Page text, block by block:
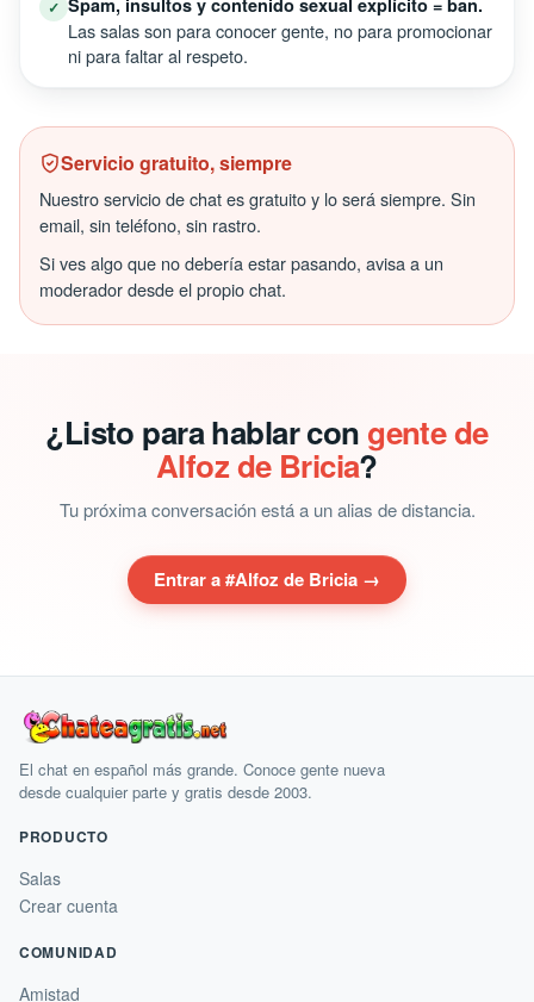
✓ Spam, insultos y contenido sexual explícito = ban.
Las salas son para conocer gente, no para promocionar
ni para faltar al respeto.
Servicio gratuito, siempre
Nuestro servicio de chat es gratuito y lo será siempre. Sin
email, sin teléfono, sin rastro.
Si ves algo que no debería estar pasando, avisa a un
moderador desde el propio chat.
¿Listo para hablar con gente de
Alfoz de Bricia?
Tu próxima conversación está a un alias de distancia.
Entrar a #Alfoz de Bricia →
El chat en español más grande. Conoce gente nueva
desde cualquier parte y gratis desde 2003.
PRODUCTO
Salas
Crear cuenta
COMUNIDAD
Amistad